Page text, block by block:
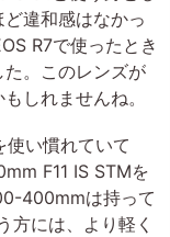
違和感はなかっ
R7で使ったとき
。このレンズが
しれませんね。
い慣れていて
F11 IS STMを
400mmは持って
方には、より軽く